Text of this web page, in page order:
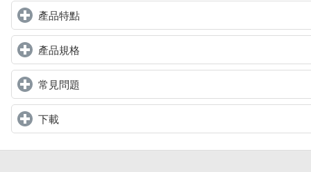
產品特點click to expand contents
產品規格
常見問題
下載click to expand contents